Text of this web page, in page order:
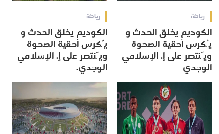
رياضة
الكوديم يخلق الحدث و
يُكرس أحقية الصحوة
ويَنتصر على إ. الإسلامي
الوجدي
رياضة
الكوديم يخلق الحدث و
يُكرس أحقية الصحوة
ويَنتصر على إ. الإسلامي
الوجدي.